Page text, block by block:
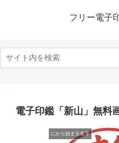
フリー電子
電子印鑑「新山」無料
にから始まる名字